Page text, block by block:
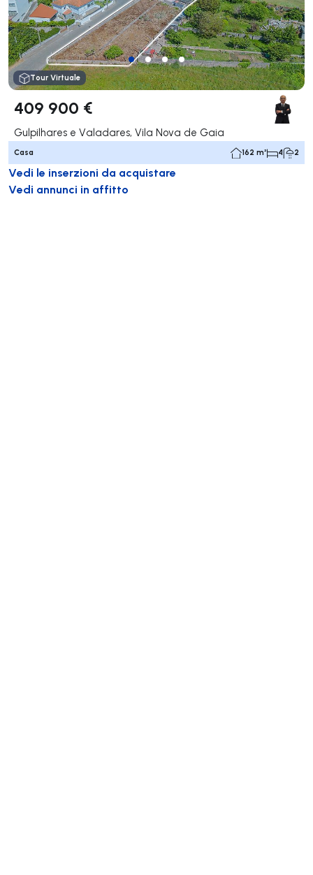
Tour Virtuale
409 900 €
Gulpilhares e Valadares, Vila Nova de Gaia
Casa 162 m² 4 2
Vedi le inserzioni da acquistare
Vedi annunci in affitto